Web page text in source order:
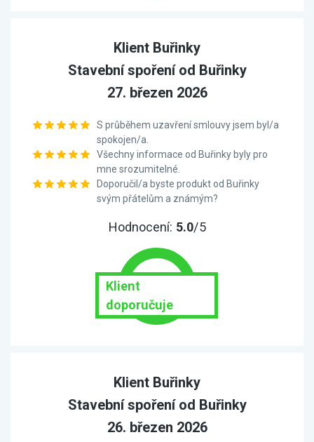
Klient Buřinky
Stavební spoření od Buřinky
27. březen 2026
S průběhem uzavření smlouvy jsem byl/a
spokojen/a.
Všechny informace od Buřinky byly pro
mne srozumitelné.
Doporučil/a byste produkt od Buřinky
svým přátelům a známým?
Hodnocení: 5.0/5
Klient
doporučuje
Klient Buřinky
Stavební spoření od Buřinky
26. březen 2026